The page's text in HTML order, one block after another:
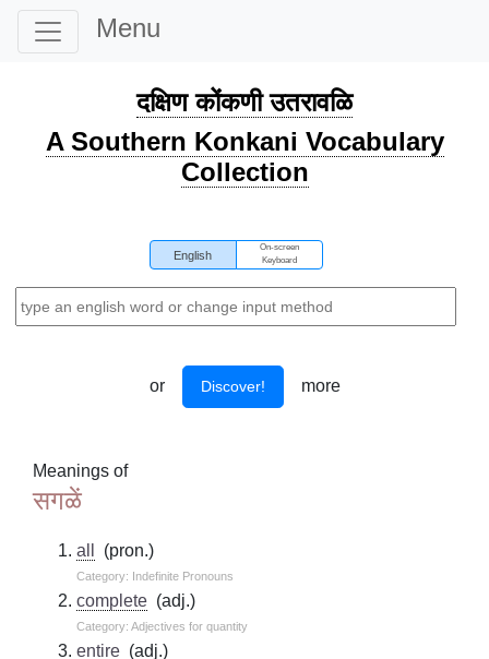
Menu
दक्षिण कोंकणी उतरावळि
A Southern Konkani Vocabulary
Collection
English
On-screen
Keyboard
or Discover! more
Meanings of
सगळें
all (pron.)
Category: Indefinite Pronouns
complete (adj.)
Category: Adjectives for quantity
entire (adj.)